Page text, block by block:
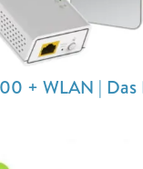
+ WLAN |